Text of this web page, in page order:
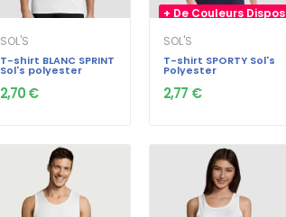
SOL'S
T-shirt BLANC SPRINT
Sol's polyester
2,70 €
+ De Couleurs Dispos
SOL'S
T-shirt SPORTY Sol's
Polyester
2,77 €